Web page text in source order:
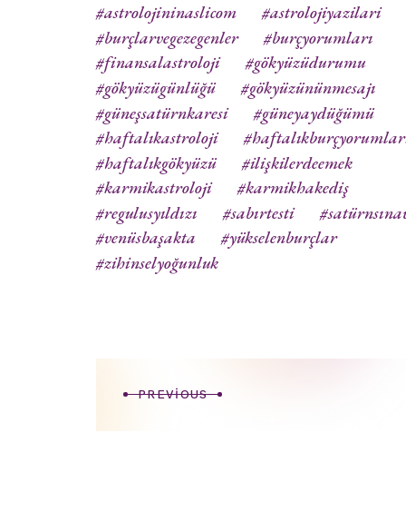
#astrolojininaslicom
#astrolojiyazilari
#burçlarvegezegenler
#burçyorumları
#finansalastroloji
#gökyüzüdurumu
#gökyüzügünlüğü
#gökyüzününmesajı
#güneşsatürnkaresi
#güneyaydüğümü
#haftalıkastroloji
#haftalıkgökyüzü
#ilişkilerdeemek
#karmikastroloji
#karmikhakediş
#regulusyıldızı
#sabırtesti
#venüsbaşakta
#yükselenburçlar
#zihinselyoğunluk
PREVIOUS